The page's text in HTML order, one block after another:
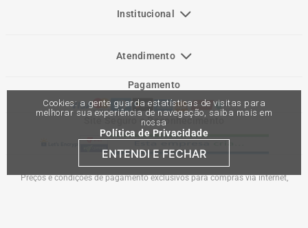
Cookies: a gente guarda estatísticas de visitas para
melhorar sua experiência de navegação, saiba mais em
nossa
Política de Privacidade
ENTENDI E FECHAR
Institucional
Atendimento
Pagamento
Site Seguro e Reconhecimento
Preços e condições de pagamento exclusivos para compras via internet,